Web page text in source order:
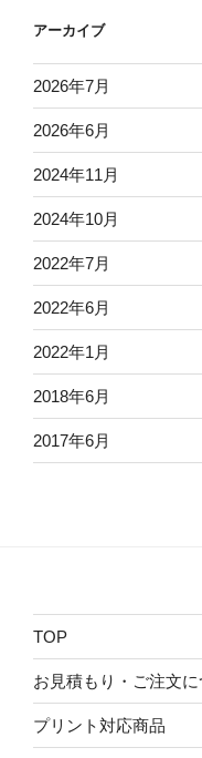
アーカイブ
2026年7月
2026年6月
2024年11月
2024年10月
2022年7月
2022年6月
2022年1月
2018年6月
2017年6月
TOP
お見積もり・ご注文に
プリント対応商品